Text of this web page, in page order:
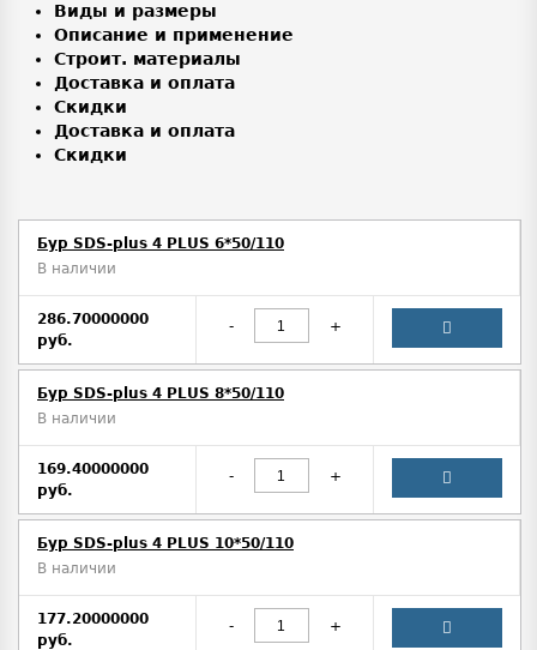
Виды и размеры
Описание и применение
Строит. материалы
Доставка и оплата
Скидки
Доставка и оплата
Скидки
Бур SDS-plus 4 PLUS 6*50/110
В наличии
286.70000000
руб.
- +
Бур SDS-plus 4 PLUS 8*50/110
В наличии
169.40000000
руб.
- +
Бур SDS-plus 4 PLUS 10*50/110
В наличии
177.20000000
руб.
- +